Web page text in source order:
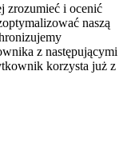
zrozumieć i ocenić
naszą
z następującymi
korzysta już z